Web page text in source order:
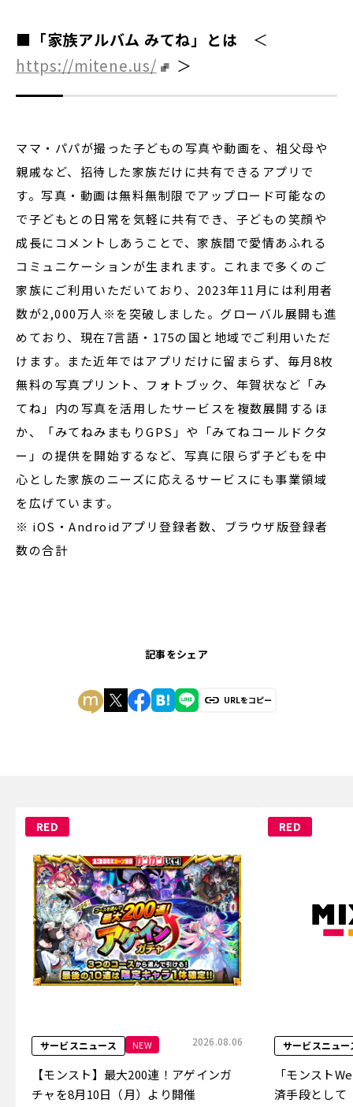
■「家族アルバム みてね」とは ＜
https://mitene.us/
＞
ママ・パパが撮った子どもの写真や動画を、祖父母や
親戚など、招待した家族だけに共有できるアプリで
す。写真・動画は無料無制限でアップロード可能なの
で子どもとの日常を気軽に共有でき、子どもの笑顔や
成長にコメントしあうことで、家族間で愛情あふれる
コミュニケーションが生まれます。これまで多くのご
家族にご利用いただいており、2023年11月には利用者
数が2,000万人※を突破しました。グローバル展開も進
めており、現在7言語・175の国と地域でご利用いただ
けます。また近年ではアプリだけに留まらず、毎月8枚
無料の写真プリント、フォトブック、年賀状など「み
てね」内の写真を活用したサービスを複数展開するほ
か、「みてねみまもりGPS」や「みてねコールドクタ
ー」の提供を開始するなど、写真に限らず子どもを中
心とした家族のニーズに応えるサービスにも事業領域
を広げています。
※ iOS・Androidアプリ登録者数、ブラウザ版登録者
数の合計
記事をシェア
URLをコピー
RED
サービスニュース NEW 2026.08.06
【モンスト】最大200連！アゲインガ
チャを8月10日（月）より開催
RED
サービスニュー
「モンスト
済手段として